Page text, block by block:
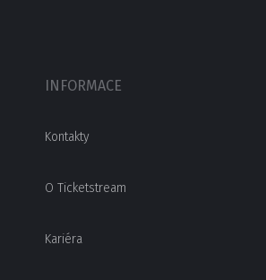
INFORMACE
Kontakty
O Ticketstream
Kariéra